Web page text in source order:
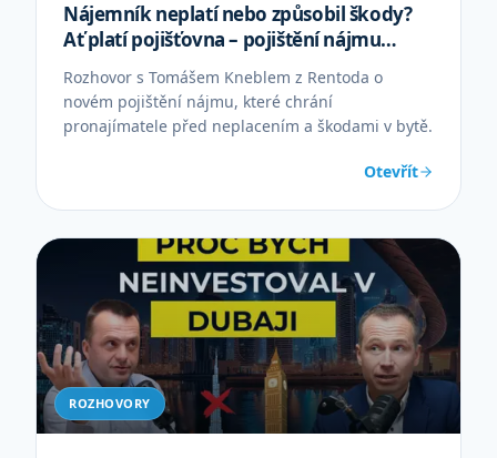
Nájemník neplatí nebo způsobil škody?
Ať platí pojišťovna – pojištění nájmu
Rentodo
Rozhovor s Tomášem Kneblem z Rentoda o
novém pojištění nájmu, které chrání
pronajímatele před neplacením a škodami v bytě.
Otevřít
ROZHOVORY